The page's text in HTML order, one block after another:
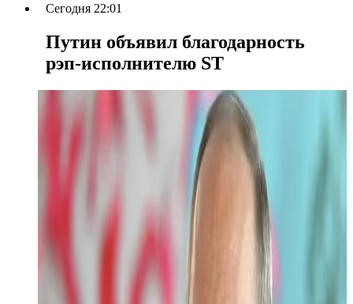
Сегодня 22:01
Путин объявил благодарность
рэп-исполнителю ST